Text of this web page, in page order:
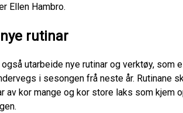
Ellen Hambro.
rutinar
utarbeide nye rutinar og verktøy, som
i sesongen frå neste år. Rutinane
av kor mange og kor store laks som kjem